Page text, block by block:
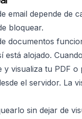
email depende de
bloquear.
documentos
está alojado.
y visualiza tu PDF o
el servidor. La
sin dejar de